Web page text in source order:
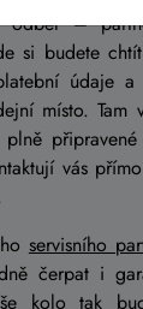
odběr –
si budete
údaje
místo. Tam
vás
servisního
čerpat i
kolo tak